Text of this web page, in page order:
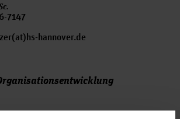
7147
hannover.de